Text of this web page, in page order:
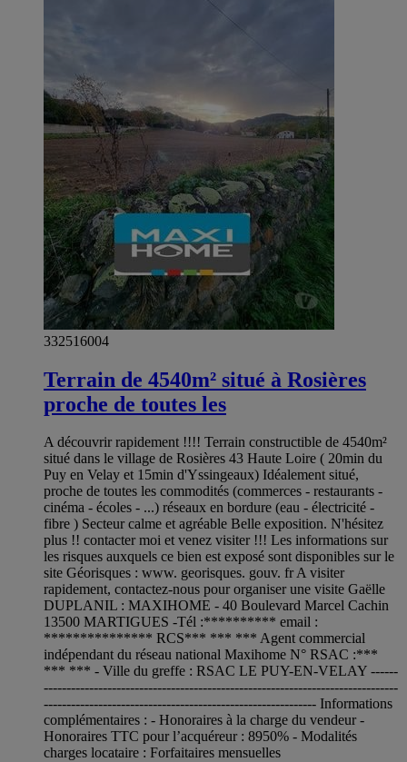
332516004
Terrain de 4540m² situé à Rosières
proche de toutes les
A découvrir rapidement !!!! Terrain constructible de 4540m²
situé dans le village de Rosières 43 Haute Loire ( 20min du
Puy en Velay et 15min d'Yssingeaux) Idéalement situé,
proche de toutes les commodités (commerces - restaurants -
cinéma - écoles - ...) réseaux en bordure (eau - électricité -
fibre ) Secteur calme et agréable Belle exposition. N'hésitez
plus !! contacter moi et venez visiter !!! Les informations sur
les risques auxquels ce bien est exposé sont disponibles sur le
site Géorisques : www. georisques. gouv. fr A visiter
rapidement, contactez-nous pour organiser une visite Gaëlle
DUPLANIL : MAXIHOME - 40 Boulevard Marcel Cachin
13500 MARTIGUES -Tél :********** email :
*************** RCS*** *** *** Agent commercial
indépendant du réseau national Maxihome N° RSAC :***
*** *** - Ville du greffe : RSAC LE PUY-EN-VELAY ------
------------------------------------------------------------------------------
------------------------------------------------------------ Informations
complémentaires : - Honoraires à la charge du vendeur -
Honoraires TTC pour l’acquéreur : 8950% - Modalités
charges locataire : Forfaitaires mensuelles